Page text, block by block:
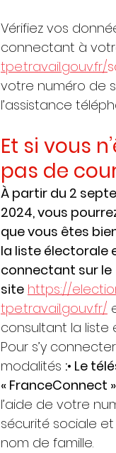
Vérifiez vos
connectant à
tpe.travail.gouv.fr/
votre numéro de
l’assistance
Et si vous
pas de
À partir du 2
2024, vous
que vous êtes
la liste électorale
connectant sur le
site https://
tpe.travail.gouv.fr/
consultant la liste
Pour s’y
modalités :• Le
« FranceConnect »
l’aide de votre
sécurité sociale
nom de famille.